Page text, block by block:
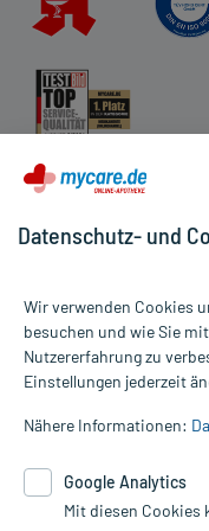
Alle Preise gelten inkl.
Informationen auf dieser
die Untersuchung und
Therapien eingeleitet
Google Analytics.
Datenschutz- und
Wir verwenden Cookies
besuchen und wie Sie
Nutzererfahrung zu
Einstellungen jederzeit
Nähere Informationen:
Google Analytics
Mit diesen Cookies